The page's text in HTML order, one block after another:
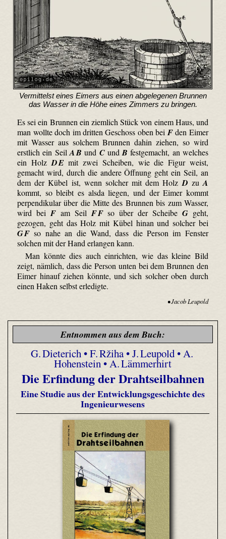
Vermittelst eines Eimers aus einen abgelegenen Brunnen
das Wasser in die Höhe eines Zimmers zu bringen.
Es sei ein Brunnen ein ziemlich Stück von einem Haus, und
man wollte doch im dritten Geschoss oben beiFden Eimer
mit Wasser aus solchem Brunnen dahin ziehen, so wird
erstlich ein SeilA B und CundB festgemacht, an welches
ein HolzD Emit zwei Scheiben, wie die Figur weist,
gemacht wird, durch die andere Öffnung geht ein Seil, an
dem der Kübel ist, wenn solcher mit dem HolzD zuA
kommt, so bleibt es alsda liegen, und der Eimer kommt
perpendikular über die Mitte des Brunnen bis zum Wasser,
wird beiFam SeilF Fso über der ScheibeG geht,
gezogen, geht das Holz mit Kübel hinan und solcher bei
G F so nahe an die Wand, dass die Person im Fenster
solchen mit der Hand erlangen kann.
Man könnte dies auch einrichten, wie das kleine Bild
zeigt, nämlich, dass die Person unten bei dem Brunnen den
Eimer hinauf ziehen könnte, und sich solcher oben durch
einen Haken selbst erledigte.
• Jacob Leupold
Entnommen aus dem Buch:
G. Dieterich • F. Ržiha • J. Leupold • A.
Hohenstein • A. Lämmerhirt
Die Erfindung der Drahtseilbahnen
Eine Studie aus der Entwicklungsgeschichte des
Ingenieurwesens